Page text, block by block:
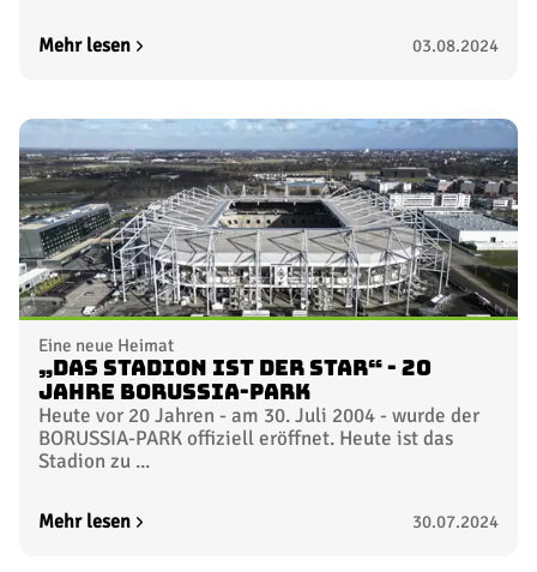
Mehr lesen 03.08.2024
Eine neue Heimat
„Das Stadion ist der Star“ - 20
Jahre BORUSSIA-PARK
Heute vor 20 Jahren - am 30. Juli 2004 - wurde der
BORUSSIA-PARK offiziell eröffnet. Heute ist das
Stadion zu ...
Mehr lesen 30.07.2024